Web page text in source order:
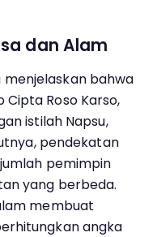
dan Alam
bahwa
Roso Karso,
istilah Napsu,
pendekatan
pemimpin
yang berbeda.
membuat
angka